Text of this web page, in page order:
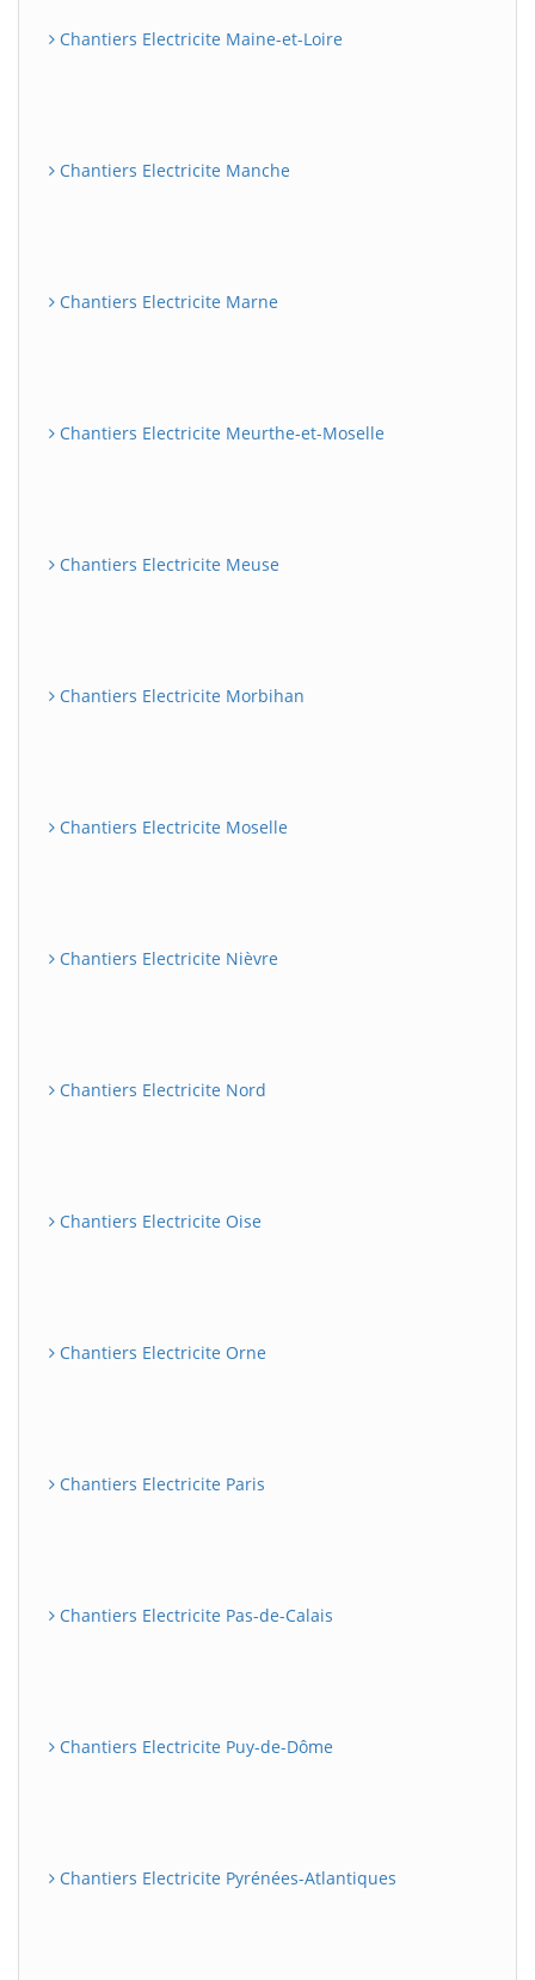
Chantiers Electricite Maine-et-Loire
Chantiers Electricite Manche
Chantiers Electricite Marne
Chantiers Electricite Meurthe-et-Moselle
Chantiers Electricite Meuse
Chantiers Electricite Morbihan
Chantiers Electricite Moselle
Chantiers Electricite Nièvre
Chantiers Electricite Nord
Chantiers Electricite Oise
Chantiers Electricite Orne
Chantiers Electricite Paris
Chantiers Electricite Pas-de-Calais
Chantiers Electricite Puy-de-Dôme
Chantiers Electricite Pyrénées-Atlantiques